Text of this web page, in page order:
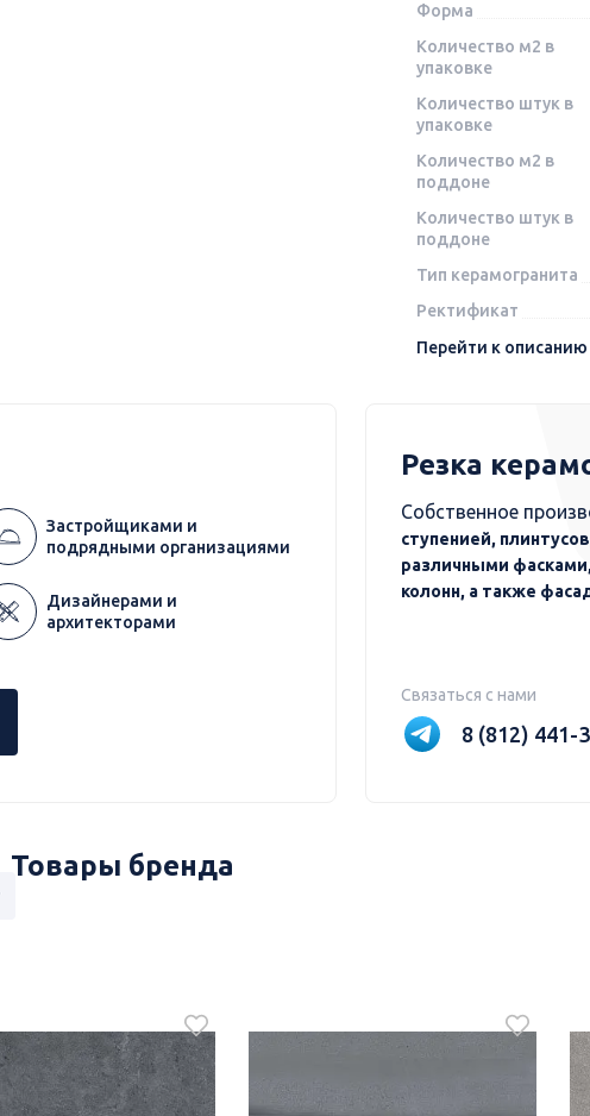
Форма
Количество м2 в
упаковке
Количество штук в
упаковке
Количество м2 в
поддоне
Количество штук в
поддоне
Тип керамогранита
Ректификат
Перейти к описанию
Застройщиками и
подрядными организациями
Дизайнерами и
архитекторами
Резка
Собственное
ступенией,
различными
колонн, а также
Связаться с нами
8 (812) 441-
Товары бренда